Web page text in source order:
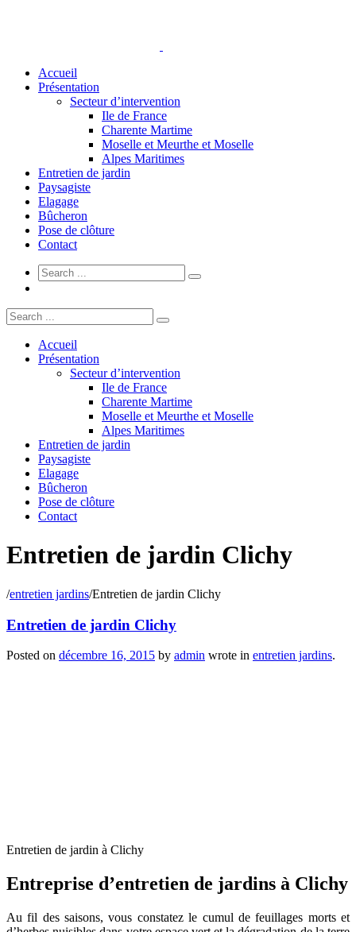
Accueil
Présentation
Secteur d’intervention
Ile de France
Charente Martime
Moselle et Meurthe et Moselle
Alpes Maritimes
Entretien de jardin
Paysagiste
Elagage
Bûcheron
Pose de clôture
Contact
Accueil
Présentation
Secteur d’intervention
Ile de France
Charente Martime
Moselle et Meurthe et Moselle
Alpes Maritimes
Entretien de jardin
Paysagiste
Elagage
Bûcheron
Pose de clôture
Contact
Entretien de jardin Clichy
/entretien jardins/Entretien de jardin Clichy
Entretien de jardin Clichy
Posted on décembre 16, 2015 by admin wrote in entretien jardins.
Entretien de jardin à Clichy
Entreprise d’entretien de jardins à Clichy
Au fil des saisons, vous constatez le cumul de feuillages morts et